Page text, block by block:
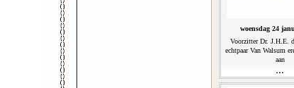
woensdag 24
Voorzitter Dr. J.H.E.
echtpaar Van Walsum
aan